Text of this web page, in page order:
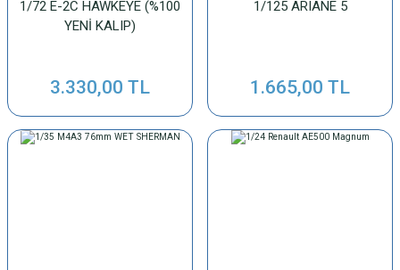
1/72 E-2C HAWKEYE (%100
YENİ KALIP)
3.330,00 TL
1/125 ARIANE 5
1.665,00 TL